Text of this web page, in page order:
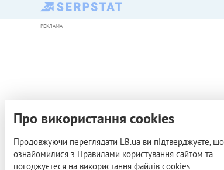
РЕКЛАМА
Про використання cookies
Продовжуючи переглядати LB.ua ви підтверджуєте, що
ознайомилися з Правилами користування сайтом та
погоджуєтеся на використання файлів cookies